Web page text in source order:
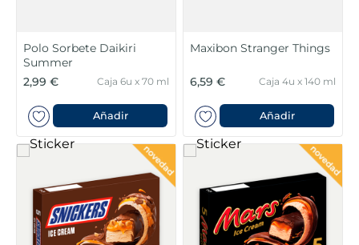
Polo Sorbete Daikiri
Summer
2,99 €
Caja 6u x 70 ml
Añadir
Maxibon Stranger Things
6,59 € Caja 4u x 140 ml
Añadir